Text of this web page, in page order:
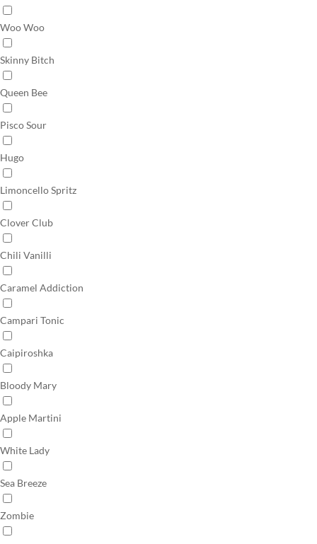
Woo Woo
Skinny Bitch
Queen Bee
Pisco Sour
Hugo
Limoncello Spritz
Clover Club
Chili Vanilli
Caramel Addiction
Campari Tonic
Caipiroshka
Bloody Mary
Apple Martini
White Lady
Sea Breeze
Zombie